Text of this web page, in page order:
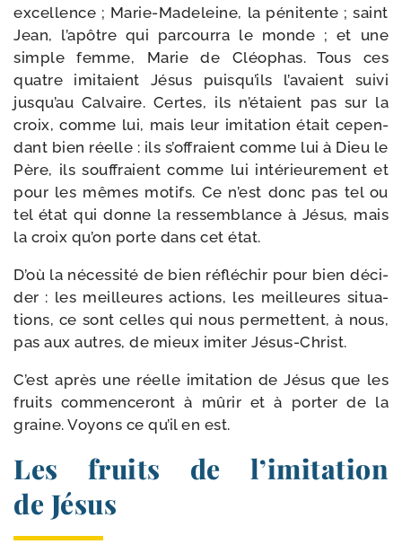
excel­lence ; Marie-​Madeleine, la péni­tente ; saint
Jean, l’apôtre qui par­cour­ra le monde ; et une
simple femme, Marie de Cléophas. Tous ces
quatre imi­taient Jésus puisqu’ils l’avaient sui­vi
jusqu’au Calvaire. Certes, ils n’étaient pas sur la
croix, comme lui, mais leur imi­ta­tion était cepen­
dant bien réelle : ils s’offraient comme lui à Dieu le
Père, ils souf­fraient comme lui inté­rieu­re­ment et
pour les mêmes motifs. Ce n’est donc pas tel ou
tel état qui donne la res­sem­blance à Jésus, mais
la croix qu’on porte dans cet état.
D’où la néces­si­té de bien réflé­chir pour bien déci­
der : les meilleures actions, les meilleures situa­
tions, ce sont celles qui nous per­mettent, à nous,
pas aux autres, de mieux imi­ter Jésus-Christ.
C’est après une réelle imi­ta­tion de Jésus que les
fruits com­men­ce­ront à mûrir et à por­ter de la
graine. Voyons ce qu’il en est.
Les fruits de l’imitation
de Jésus